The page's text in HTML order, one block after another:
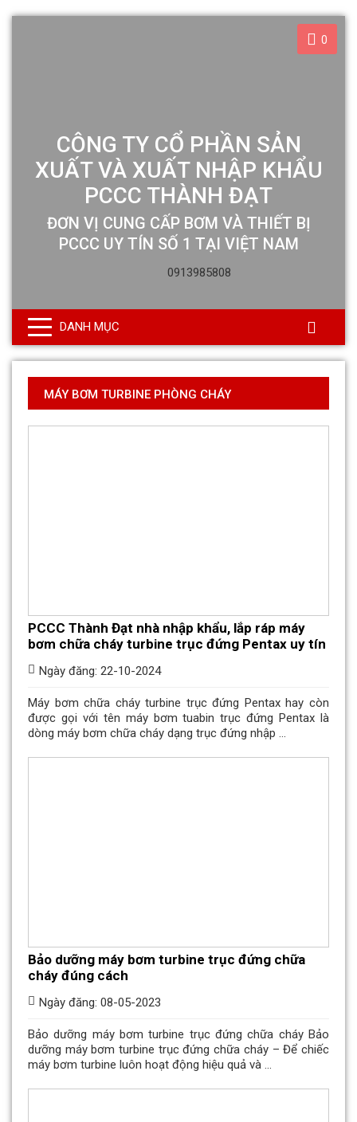
CÔNG TY CỔ PHẦN SẢN
XUẤT VÀ XUẤT NHẬP KHẨU
PCCC THÀNH ĐẠT
ĐƠN VỊ CUNG CẤP BƠM VÀ THIẾT BỊ
PCCC UY TÍN SỐ 1 TẠI VIỆT NAM
0
0913985808
DANH MỤC
MÁY BƠM TURBINE PHÒNG CHÁY
PCCC Thành Đạt nhà nhập khẩu, lắp ráp máy
bơm chữa cháy turbine trục đứng Pentax uy tín
Ngày đăng: 22-10-2024
Máy bơm chữa cháy turbine trục đứng Pentax hay còn
được gọi với tên máy bơm tuabin trục đứng Pentax là
dòng máy bơm chữa cháy dạng trục đứng nhập ...
Bảo dưỡng máy bơm turbine trục đứng chữa
cháy đúng cách
Ngày đăng: 08-05-2023
Bảo dưỡng máy bơm turbine trục đứng chữa cháy Bảo
dưỡng máy bơm turbine trục đứng chữa cháy – Để chiếc
máy bơm turbine luôn hoạt động hiệu quả và ...